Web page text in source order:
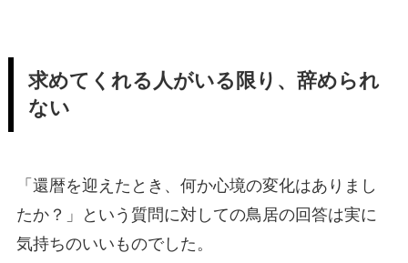
求めてくれる人がいる限り、辞められ
ない
「還暦を迎えたとき、何か心境の変化はありまし
たか？」という質問に対しての鳥居の回答は実に
気持ちのいいものでした。